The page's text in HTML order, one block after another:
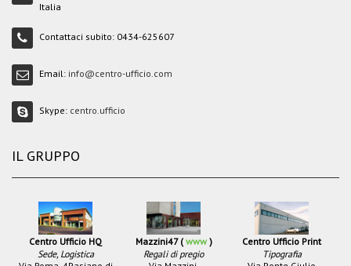
Italia
Contattaci subito: 0434-625607
Email: info@centro-ufficio.com
Skype: centro.ufficio
IL GRUPPO
Centro Ufficio HQ
Sede, Logistica
Mazzini47 (www )
Regali di pregio
Centro Ufficio Print
Tipografia